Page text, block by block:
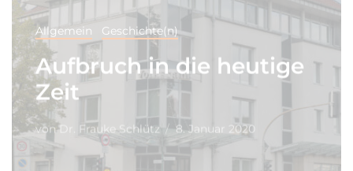
Allgemein Geschichte(n)
Aufbruch in die heutige
Zeit
vonDr. Frauke Schlütz 8. Januar 2020